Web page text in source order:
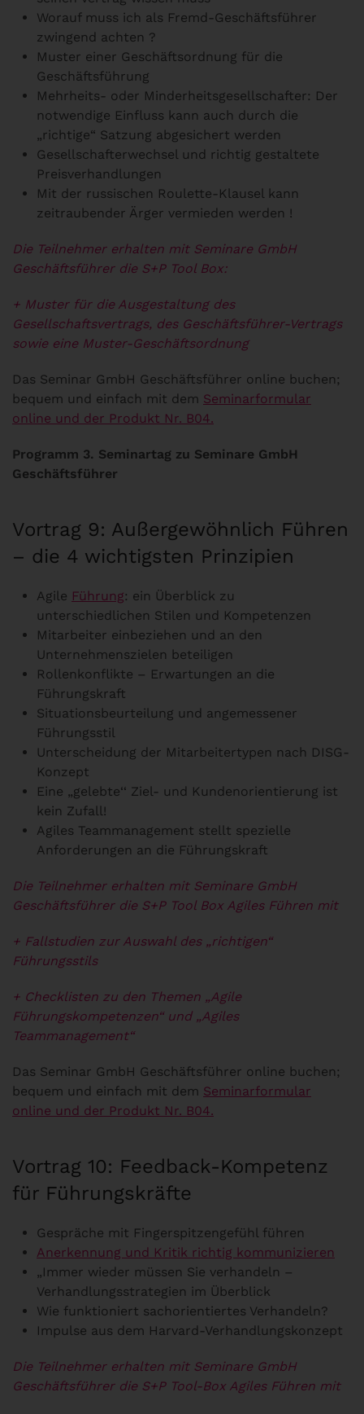
Worauf muss ich als Fremd-Geschäftsführer
zwingend achten ?
Muster einer Geschäftsordnung für die
Geschäftsführung
Mehrheits- oder Minderheitsgesellschafter: Der
notwendige Einfluss kann auch durch die
„richtige“ Satzung abgesichert werden
Gesellschafterwechsel und richtig gestaltete
Preisverhandlungen
Mit der russischen Roulette-Klausel kann
zeitraubender Ärger vermieden werden !
Die Teilnehmer erhalten mit Seminare GmbH
Geschäftsführer die S+P Tool Box:
+ Muster für die Ausgestaltung des
Gesellschaftsvertrags, des Geschäftsführer-Vertrags
sowie eine Muster-Geschäftsordnung
Das Seminar GmbH Geschäftsführer online buchen;
bequem und einfach mit dem Seminarformular
online und der Produkt Nr. B04.
Programm 3. Seminartag zu Seminare GmbH
Geschäftsführer
Vortrag 9: Außergewöhnlich Führen
– die 4 wichtigsten Prinzipien
Agile Führung: ein Überblick zu
unterschiedlichen Stilen und Kompetenzen
Mitarbeiter einbeziehen und an den
Unternehmenszielen beteiligen
Rollenkonflikte – Erwartungen an die
Führungskraft
Situationsbeurteilung und angemessener
Führungsstil
Unterscheidung der Mitarbeitertypen nach DISG-
Konzept
Eine „gelebte‘‘ Ziel- und Kundenorientierung ist
kein Zufall!
Agiles Teammanagement stellt spezielle
Anforderungen an die Führungskraft
Die Teilnehmer erhalten mit Seminare GmbH
Geschäftsführer die S+P Tool Box Agiles Führen mit
+ Fallstudien zur Auswahl des „richtigen“
Führungsstils
+ Checklisten zu den Themen „Agile
Führungskompetenzen“ und „Agiles
Teammanagement“
Das Seminar GmbH Geschäftsführer online buchen;
bequem und einfach mit dem Seminarformular
online und der Produkt Nr. B04.
Vortrag 10: Feedback-Kompetenz
für Führungskräfte
Gespräche mit Fingerspitzengefühl führen
Anerkennung und Kritik richtig kommunizieren
„Immer wieder müssen Sie verhandeln –
Verhandlungsstrategien im Überblick
Wie funktioniert sachorientiertes Verhandeln?
Impulse aus dem Harvard-Verhandlungskonzept
Die Teilnehmer erhalten mit Seminare GmbH
Geschäftsführer die S+P Tool-Box Agiles Führen mit